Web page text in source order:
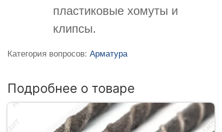
пластиковые хомуты и
клипсы.
Категория вопросов: Арматура
Подробнее о товаре